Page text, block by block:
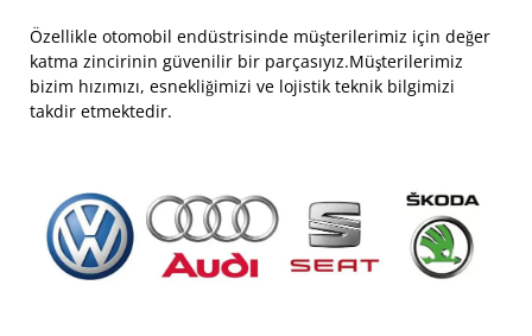
Özellikle otomobil endüstrisinde müşterilerimiz için değer
katma zincirinin güvenilir bir parçasıyız.Müşterilerimiz
bizim hızımızı, esnekliğimizi ve lojistik teknik bilgimizi
takdir etmektedir.